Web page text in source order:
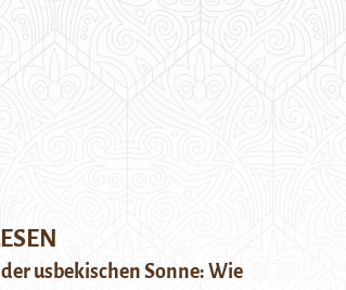
usbekischen Sonne: Wie